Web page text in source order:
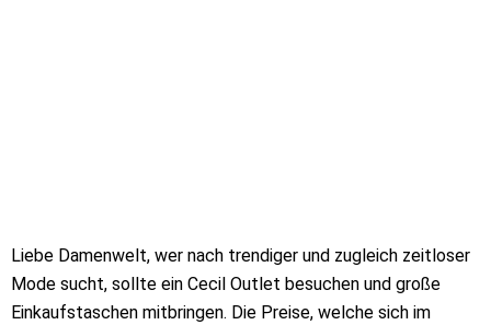
Liebe Damenwelt, wer nach trendiger und zugleich zeitloser
Mode sucht, sollte ein Cecil Outlet besuchen und große
Einkaufstaschen mitbringen. Die Preise, welche sich im